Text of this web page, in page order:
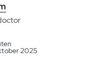
2025